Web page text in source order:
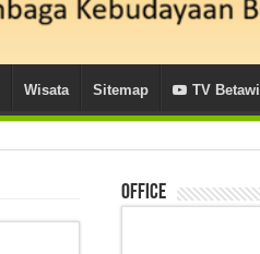
Wisata Sitemap TV Betawi
Office